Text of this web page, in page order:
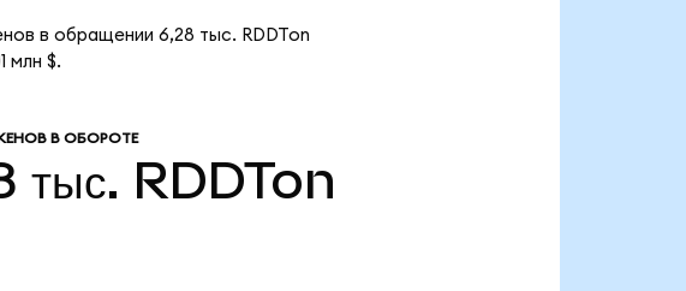
в обращении 6,28 тыс. RDDTon
млн $.
В ОБОРОТЕ
тыс. RDDTon